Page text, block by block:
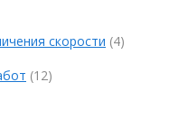
скорости (4)
(12)